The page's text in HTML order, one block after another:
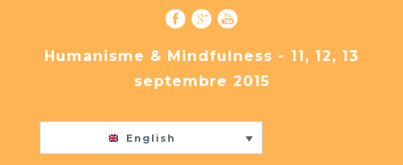
Humanisme & Mindfulness - 11, 12, 13
septembre 2015
English